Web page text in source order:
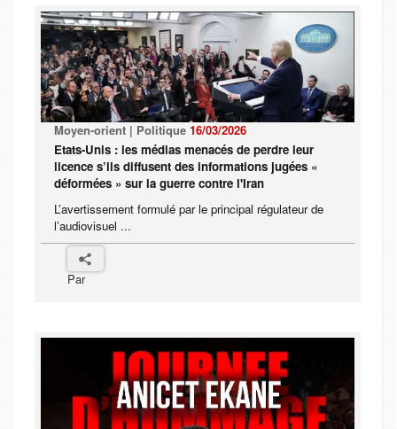
Moyen-orient | Politique 16/03/2026
Etats-Unis : les médias menacés de perdre leur
licence s’ils diffusent des informations jugées «
déformées » sur la guerre contre l'Iran
L’avertissement formulé par le principal régulateur de
l’audiovisuel ...
Par